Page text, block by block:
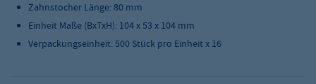
Zahnstocher Länge: 80 mm
Einheit Maße (BxTxH): 104 x 53 x 104 mm
Verpackungseinheit: 500 Stück pro Einheit x 16